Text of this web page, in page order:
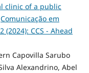
clinic of a public
Comunicação em
(2024): CCS - Ahead
Capovilla Sarubo
Alexandrino, Abel